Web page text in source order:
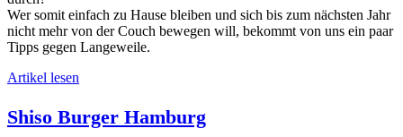
Wer somit einfach zu Hause bleiben und sich bis zum nächsten Jahr
nicht mehr von der Couch bewegen will, bekommt von uns ein paar
Tipps gegen Langeweile.
Artikel lesen
Shiso Burger Hamburg